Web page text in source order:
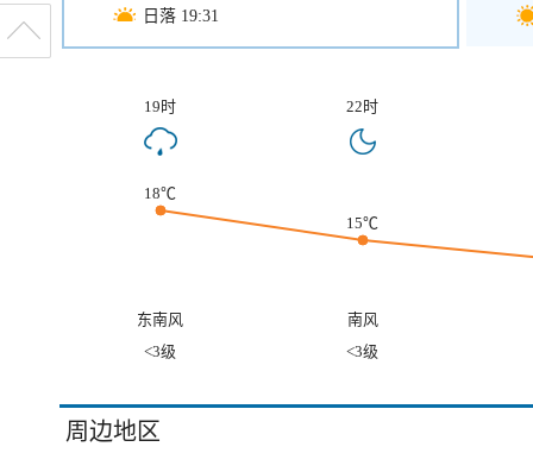
日落 19:31
19时 22时
18℃
15℃
东南风
南风
<3级
<3级
周边地区